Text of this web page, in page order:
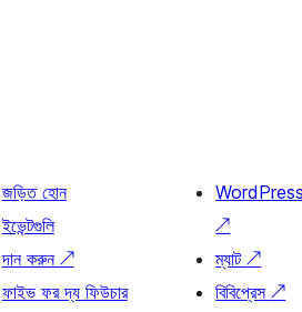
জড়িত হোন
ইভেন্টগুলি
দান করুন ↗
ফাইভ ফর দ্য ফিউচার
↗
ম্যাট↗
বিবিপ্রেস↗